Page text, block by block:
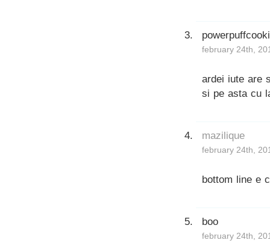
february 24th,
ardei iute are
si pe asta cu
mazilique
february 24th,
bottom line e
boo
february 24th,